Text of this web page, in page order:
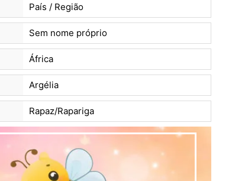
País / Região
Sem nome próprio
África
Argélia
Rapaz/Rapariga